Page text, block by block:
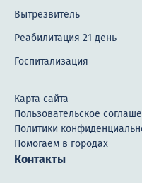
Карта сайта
Пользовательское
Политики
Помогаем в городах
Контакты
Вытрезвитель
Реабилитация 21 день
Госпитализация